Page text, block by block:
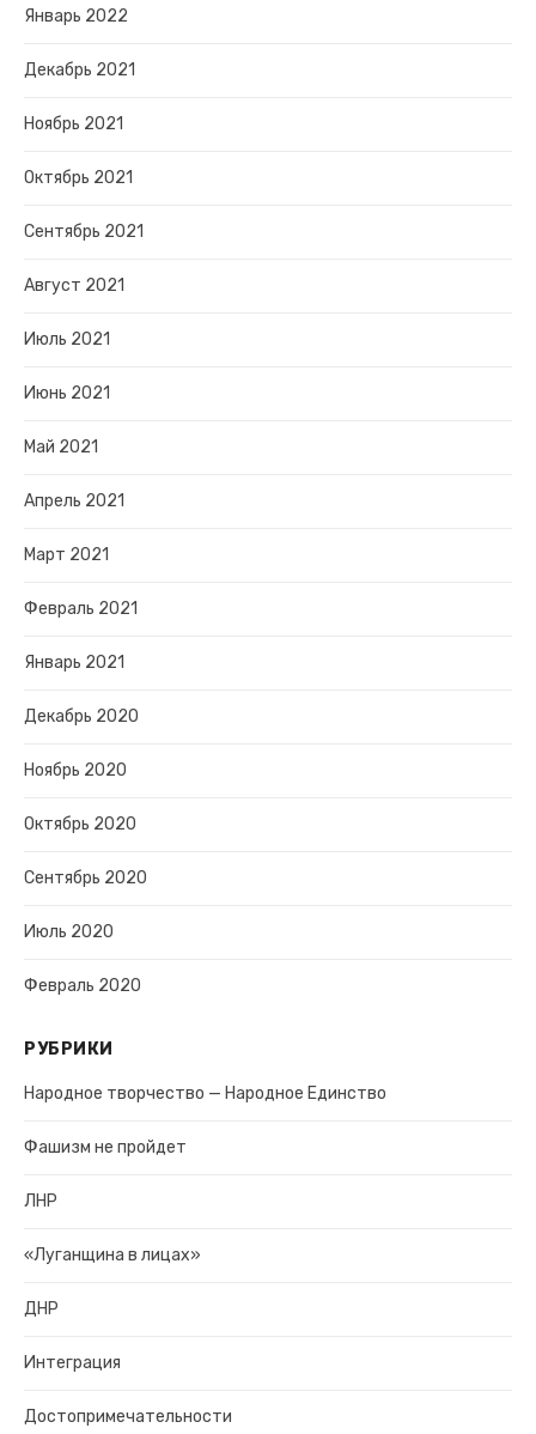
Январь 2022
Декабрь 2021
Ноябрь 2021
Октябрь 2021
Сентябрь 2021
Август 2021
Июль 2021
Июнь 2021
Май 2021
Апрель 2021
Март 2021
Февраль 2021
Январь 2021
Декабрь 2020
Ноябрь 2020
Октябрь 2020
Сентябрь 2020
Июль 2020
Февраль 2020
РУБРИКИ
Народное творчество — Народное Единство
Фашизм не пройдет
ЛНР
«Луганщина в лицах»
ДНР
Интеграция
Достопримечательности